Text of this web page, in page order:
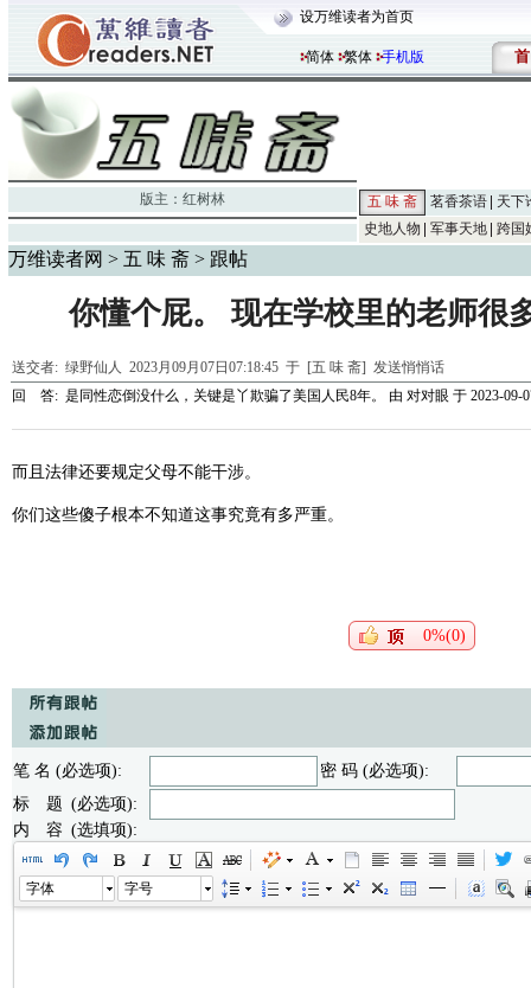
设万维读者为首页
简体 繁体 手机版 首
版主： 红树林 五 味 斋 茗香茶语
天下
史地人物
军事天地 跨国
万维读者网 > 五 味 斋 > 跟帖
你懂个屁。 现在学校里的老师很
送交者: 绿野仙人 2023月09月07日07:18:45 于 [五 味 斋] 发送悄悄话
回 答: 是同性恋倒没什么，关键是丫欺骗了美国人民8年。 由 对对眼 于 2023-09-
而且法律还要规定父母不能干涉。
你们这些傻子根本不知道这事究竟有多严重。
0%(0)
笔 名 (必选项):
密 码 (必选项):
标 题 (必选项):
内 容 (选填项):
字体 字号